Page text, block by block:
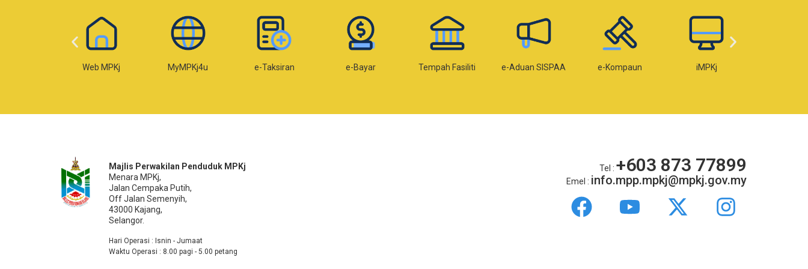
MyMPKj4u e-Taksiran e-Bayar Tempah Fasiliti e-Aduan SISPAA e-Kompaun iMPKj e-Lesen
Majlis Perwakilan Penduduk MPKj
Menara MPKj,
Jalan Cempaka Putih,
Off Jalan Semenyih,
43000 Kajang,
Selangor.
Hari Operasi : Isnin - Jumaat
Waktu Operasi : 8.00 pagi - 5.00 petang
Tel : +603 873 77899
Emel : info.mpp.mpkj@mpkj.gov.my